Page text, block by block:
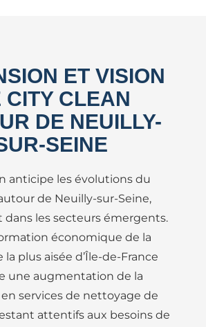
ET VISION
CITY CLEAN
DE NEUILLY-
SEINE
anticipe les évolutions du
de Neuilly-sur-Seine,
les secteurs émergents.
économique de la
plus aisée d’Île-de-France
une augmentation de la
services de nettoyage de
attentifs aux besoins de